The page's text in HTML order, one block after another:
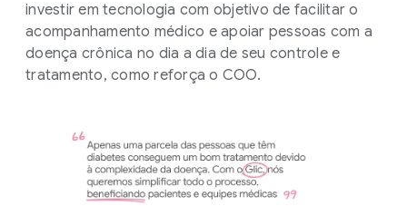
investir em tecnologia com objetivo de facilitar o
acompanhamento médico e apoiar pessoas com a
doença crônica no dia a dia de seu controle e
tratamento, como reforça o COO.